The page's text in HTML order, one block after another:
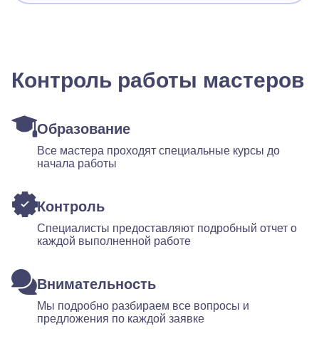
Контроль работы мастеров
Образование
Все мастера проходят специальные курсы до
начала работы
Контроль
Специалисты предоставляют подробный отчет о
каждой выполненной работе
Внимательность
Мы подробно разбираем все вопросы и
предложения по каждой заявке